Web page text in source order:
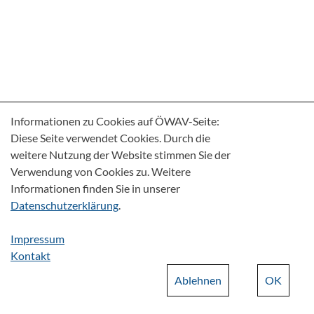
Informationen zu Cookies auf ÖWAV-Seite:
Diese Seite verwendet Cookies. Durch die
weitere Nutzung der Website stimmen Sie der
Verwendung von Cookies zu. Weitere
Informationen finden Sie in unserer
Datenschutzerklärung.
Impressum
Kontakt
OK
Ablehnen